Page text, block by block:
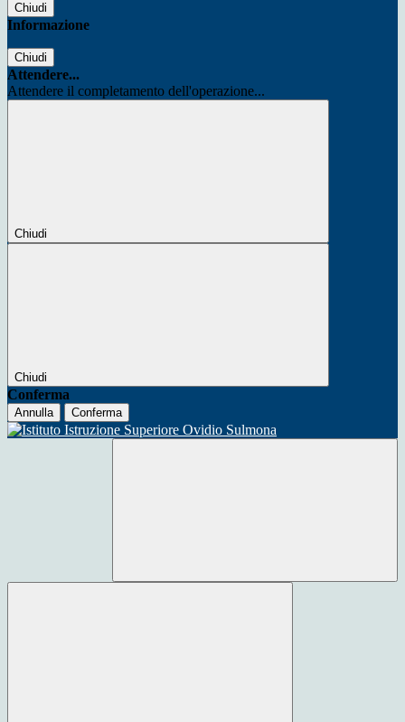
Chiudi
Informazione
Chiudi
Attendere...
Attendere il completamento dell'operazione...
Chiudi
Chiudi
Conferma
Annulla Conferma